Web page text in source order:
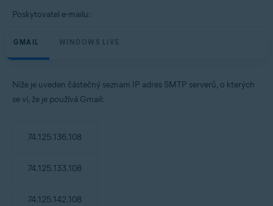
Poskytovatel e-mailu:
GMAIL WINDOWS LIVE
Níže je uveden částečný seznam IP adres SMTP serverů, o kterých
se ví, že je používá Gmail:
74.125.136.108
74.125.133.108
74.125.142.108